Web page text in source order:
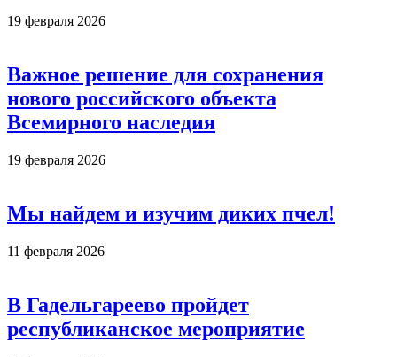
19 февраля 2026
Важное решение для сохранения
нового российского объекта
Всемирного наследия
19 февраля 2026
Мы найдем и изучим диких пчел!
11 февраля 2026
В Гадельгареево пройдет
республиканское мероприятие